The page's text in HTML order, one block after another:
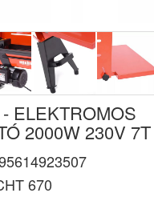
ELEKTROMOS
2000W 230V 7T
670